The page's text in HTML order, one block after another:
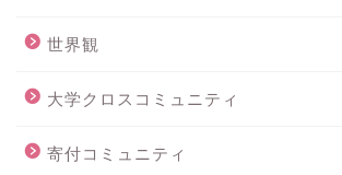
世界観
大学クロスコミュニティ
寄付コミュニティ